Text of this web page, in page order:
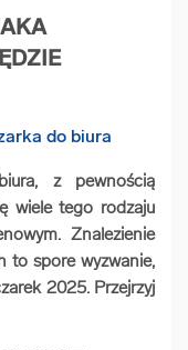
arrow_forward
arrow_forward
z pewnością
wiele tego rodzaju
Znalezienie
to spore wyzwanie,
2025. Przejrzyj